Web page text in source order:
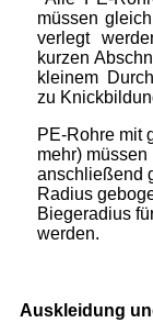
müssen
verlegt
kurzen
kleinem
zu
PE-Rohre mit
mehr)
anschließend
Radius
Biegeradius
werden.
Auskleidung